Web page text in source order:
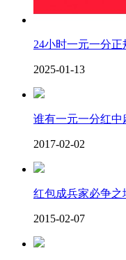
24小时一元一分正
2025-01-13
谁有一元一分红中
2017-02-02
红包成兵家必争
2015-02-07